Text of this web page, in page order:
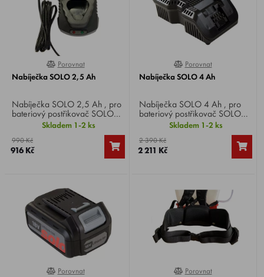
0%
Porovnat
Nabíječka SOLO 2,5 Ah
Nabíječka SOLO 2,5 Ah , pro
bateriový postřikovač SOLO
441 Classic .Skladem 1-2 ks
990 Kč
916 Kč
0%
Porovnat
Nabíječka SOLO 4 Ah
Nabíječka SOLO 4 Ah , pro
bateriový postřikovač SOLO
442 Comfort .Skladem 1-2 ks
2 390 Kč
2 211 Kč
0%
Porovnat 0%
Porovnat